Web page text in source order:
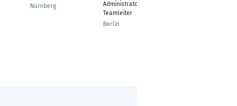
Nürnberg
Administrator /
Teamleiter
Berlin